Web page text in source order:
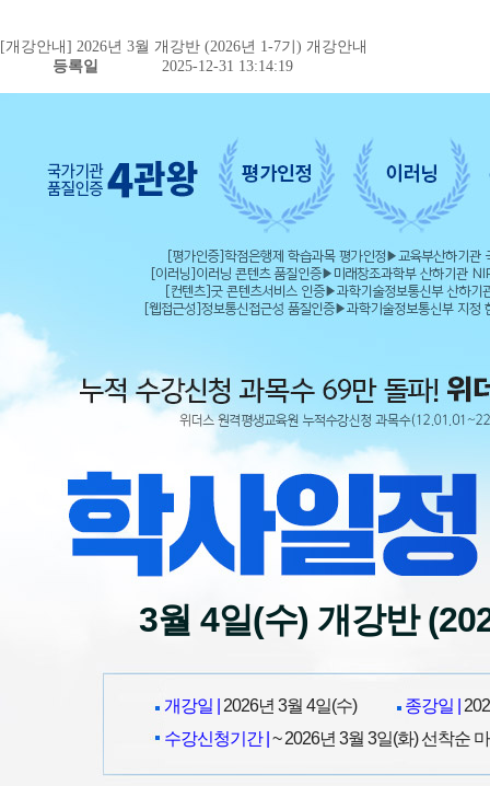
[개강안내] 2026년 3월 개강반 (2026년 1-7기) 개강안내
등록일
2025-12-31 13:14:19